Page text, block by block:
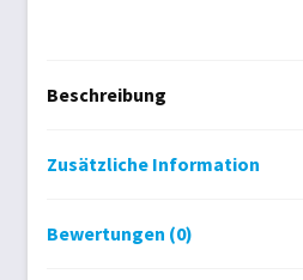
Menge
Beschreibung
Zusätzliche Information
Bewertungen (0)